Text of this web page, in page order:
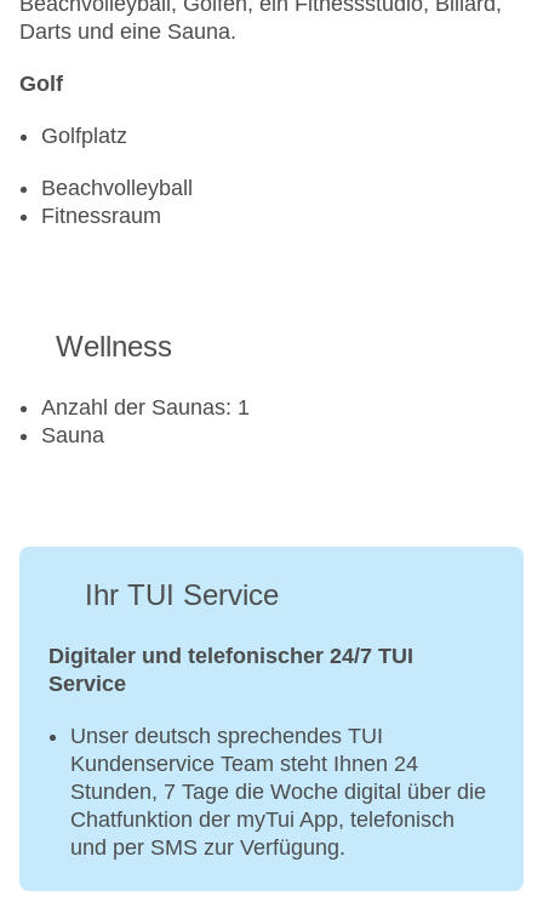
Darts und eine Sauna.
Golf
Golfplatz
Beachvolleyball
Fitnessraum
Wellness
Anzahl der Saunas: 1
Sauna
Ihr TUI Service
Digitaler und telefonischer 24/7 TUI
Service
Unser deutsch sprechendes TUI
Kundenservice Team steht Ihnen 24
Stunden, 7 Tage die Woche digital über die
Chatfunktion der myTui App, telefonisch
und per SMS zur Verfügung.